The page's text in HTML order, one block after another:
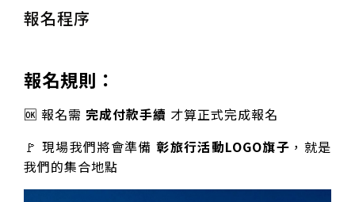
報名程序
報名規則：
🆗 報名需 完成付款手續 才算正式完成報名
🚩 現場我們將會準備彰旅行活動LOGO旗子 ，就是
我們的集合地點